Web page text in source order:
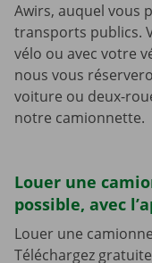
Awirs, auquel vous
transports publics.
vélo ou avec votre
nous vous
voiture ou deux-
notre camionnette.
Louer une
possible, avec
Louer une
Téléchargez